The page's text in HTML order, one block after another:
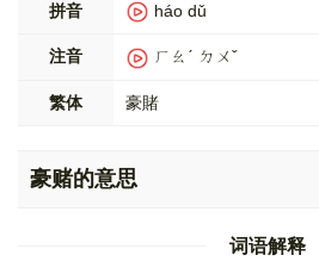
拼音 háo dǔ
注音 ㄏㄠˊ ㄉㄨˇ
繁体 豪賭
豪赌的意思
词语解释